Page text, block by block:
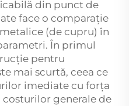
din punct de
face o comparație
(de cupru) în
În primul
pentru
mai scurtă, ceea ce
imediate cu forța
costurilor generale de